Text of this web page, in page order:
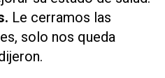
Le cerramos las
solo nos queda